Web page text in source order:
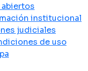
institucional
judiciales
de uso